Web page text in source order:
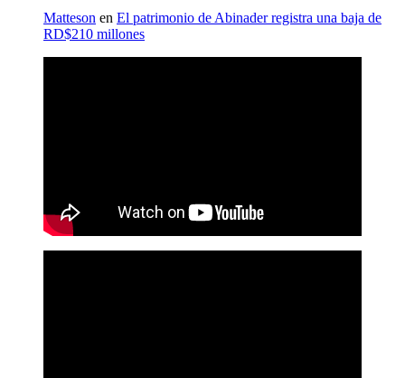
Matteson en El patrimonio de Abinader registra una baja de
RD$210 millones